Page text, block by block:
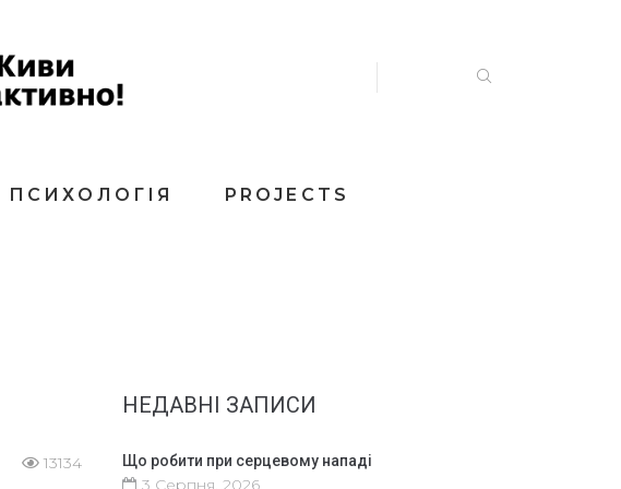
ПСИХОЛОГІЯ PROJECTS
13134
НЕДАВНІ ЗАПИСИ
Що робити при серцевому нападі
3 Серпня, 2026